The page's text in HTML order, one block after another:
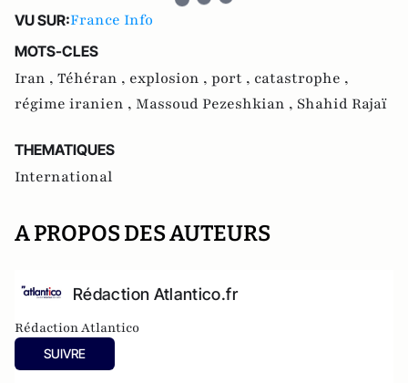
VU SUR:France Info
MOTS-CLES
Iran , Téhéran , explosion , port , catastrophe ,
régime iranien , Massoud Pezeshkian , Shahid Rajaï
THEMATIQUES
International
A PROPOS DES AUTEURS
Rédaction Atlantico.fr
Rédaction Atlantico
SUIVRE